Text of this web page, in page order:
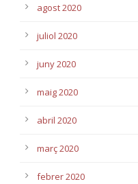
agost 2020
juliol 2020
juny 2020
maig 2020
abril 2020
març 2020
febrer 2020